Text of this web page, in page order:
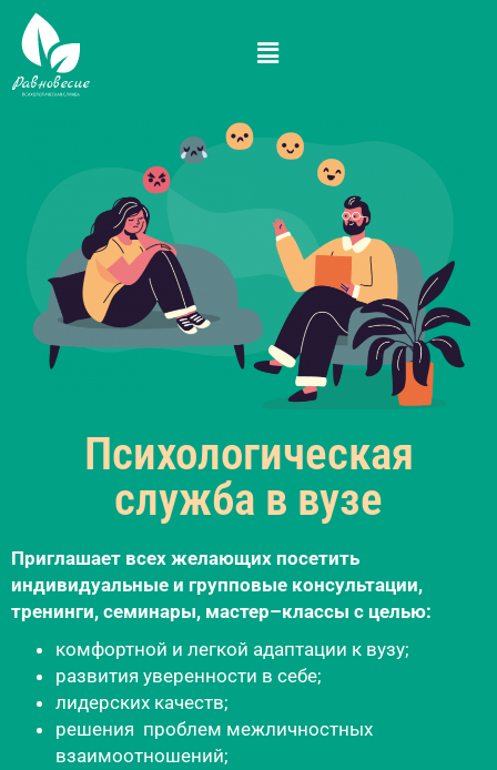
Психологическая
служба в вузе
Приглашает всех желающих посетить
индивидуальные и групповые консультации,
тренинги, семинары, мастер–классы с целью:
комфортной и легкой адаптации к вузу;
развития уверенности в себе;
лидерских качеств;
решения проблем межличностных
взаимоотношений;